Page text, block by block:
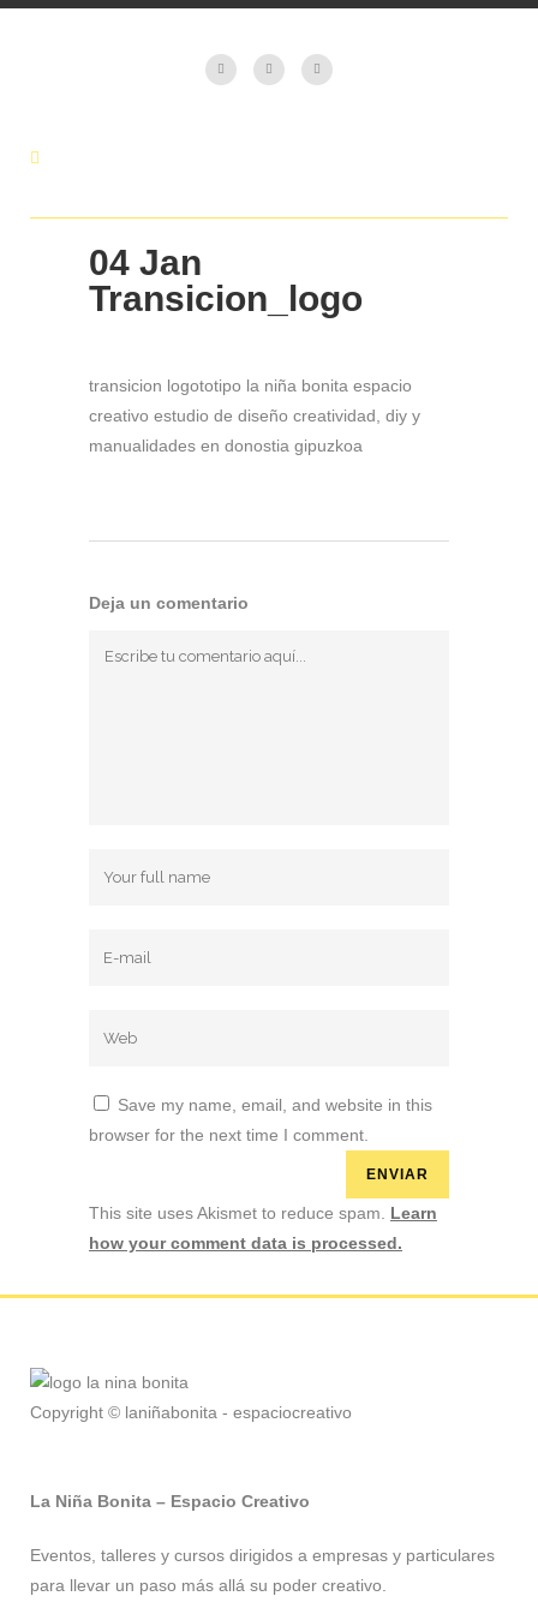
04 Jan
Transicion_logo
transicion logototipo la niña bonita espacio
creativo estudio de diseño creatividad, diy y
manualidades en donostia gipuzkoa
Deja un comentario
Save my name, email, and website in this
browser for the next time I comment.
This site uses Akismet to reduce spam. Learn
how your comment data is processed.
Copyright © laniñabonita - espaciocreativo
La Niña Bonita – Espacio Creativo
Eventos, talleres y cursos dirigidos a empresas y particulares
para llevar un paso más allá su poder creativo.